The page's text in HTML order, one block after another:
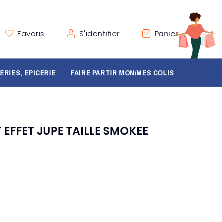
S'identifier
Favoris Panier
EPICERIE FAIRE PARTIR MON/MES COLIS
JUPE TAILLE SMOKEE